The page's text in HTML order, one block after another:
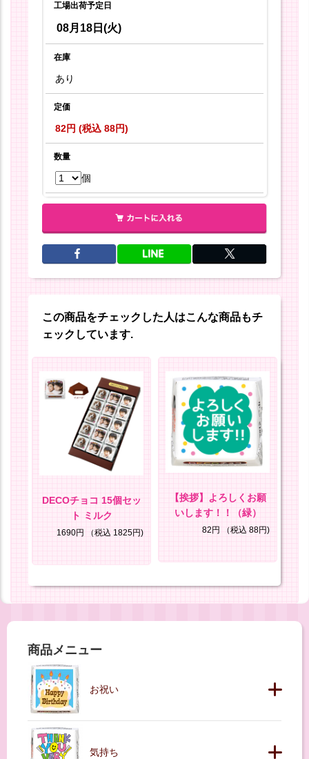
工場出荷予定日
08月18日(火)
在庫
あり
定価
82円 (税込 88円)
数量
個
この商品をチェックした人はこんな商品もチ
ェックしています.
DECOチョコ 15個セッ
ト ミルク
1690円 （税込 1825円)
【挨拶】よろしくお願
いします！！（緑）
82円 （税込 88円)
商品メニュー
お祝い
気持ち